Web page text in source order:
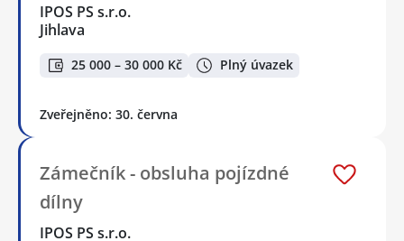
IPOS PS s.r.o.
Jihlava
25 000 – 30 000 Kč Plný úvazek
Zveřejněno: 30. června
Zámečník - obsluha pojízdné
dílny
IPOS PS s.r.o.